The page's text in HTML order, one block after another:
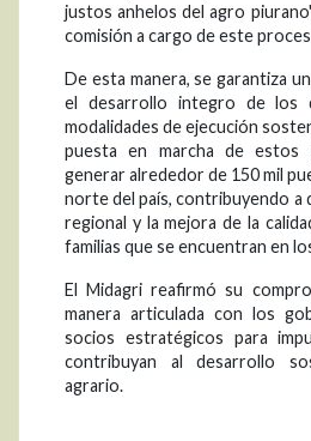
justos anhelos del agro
comisión a cargo de este
De esta manera, se garantiza
el desarrollo integro de los
modalidades de ejecución
puesta en marcha de estos
generar alrededor de 150 mil
norte del país, contribuyendo a
regional y la mejora de la
familias que se encuentran en
El Midagri reafirmó su
manera articulada con los
socios estratégicos para
contribuyan al desarrollo
agrario.